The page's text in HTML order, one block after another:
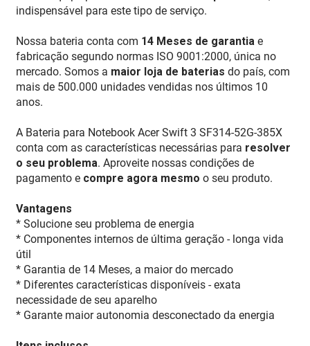
indispensável para este tipo de serviço.
Nossa bateria conta com 14 Meses de garantia e
fabricação segundo normas ISO 9001:2000, única no
mercado. Somos a maior loja de baterias do país, com
mais de 500.000 unidades vendidas nos últimos 10
anos.
A Bateria para Notebook Acer Swift 3 SF314-52G-385X
conta com as características necessárias para resolver
o seu problema. Aproveite nossas condições de
pagamento e compre agora mesmo o seu produto.
Vantagens
* Solucione seu problema de energia
* Componentes internos de última geração - longa vida
útil
* Garantia de 14 Meses, a maior do mercado
* Diferentes características disponíveis - exata
necessidade de seu aparelho
* Garante maior autonomia desconectado da energia